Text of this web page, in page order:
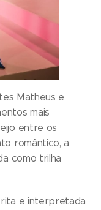
Matheus e
mais
entre os
romântico, a
como trilha
e interpretada